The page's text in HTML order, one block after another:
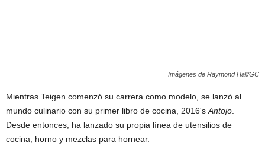
Imágenes de Raymond Hall/GC
Mientras Teigen comenzó su carrera como modelo, se lanzó al
mundo culinario con su primer libro de cocina, 2016's Antojo
Desde entonces, ha lanzado su propia línea de utensilios de
cocina, horno y mezclas para hornear.